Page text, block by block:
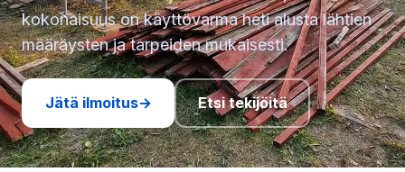
kokonaisuus on käyttövarma heti alusta lähtien
määräysten ja tarpeiden mukaisesti.
Jätä ilmoitus→ Etsi tekijöitä